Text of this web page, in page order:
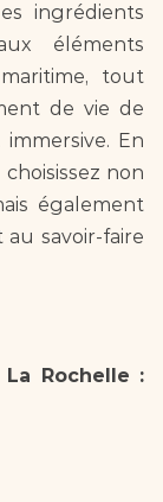
ingrédients
éléments
tout
de vie de
En
non
également
savoir-faire
Rochelle :